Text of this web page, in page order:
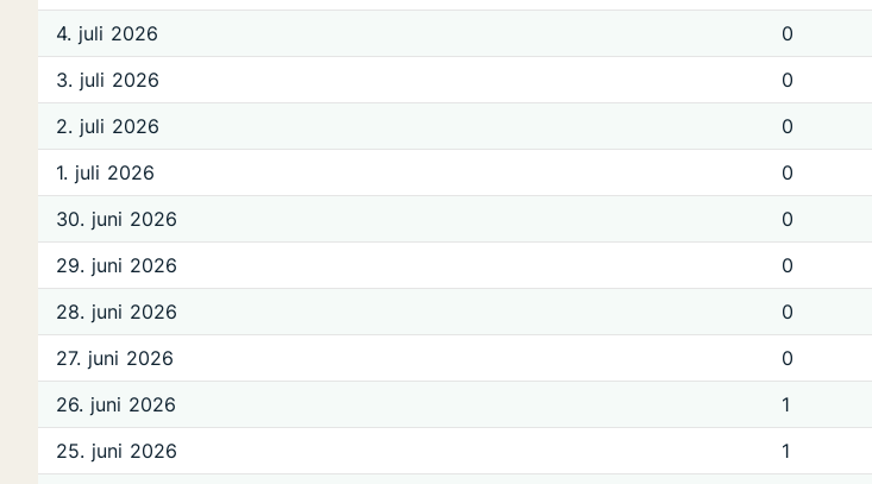
4. juli 2026
0
3. juli 2026
0
2. juli 2026
0
1. juli 2026
0
30. juni 2026
0
29. juni 2026
0
28. juni 2026
0
27. juni 2026
0
26. juni 2026
1
25. juni 2026
1